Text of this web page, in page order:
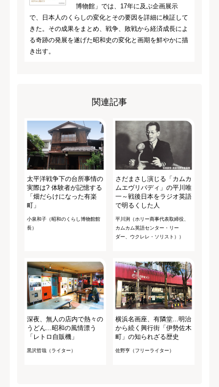
博物館」では、17年に及ぶ企画展示
で、日本人のくらしの変化とその要因を詳細に検証して
きた。その成果をまとめ、戦争、敗戦から経済成長によ
る奇跡の発展を遂げた昭和史の変化と画期を鮮やかに描
き出す。
関連記事
太平洋戦争下の台所事情の
実際は? 体験者が記憶する
「畑だらけになった有楽
町」
小泉和子（昭和のくらし博物館館
長）
さだまさし演じる「カムカ
ムエヴリバディ」の平川唯
一～戦後日本をラジオ英語
で明るくした人
平川洌（ホリー商事代表取締役、
カムカム英語センター・リー
ダー、ウクレレ・ソリスト））
深夜、無人の店内で熱々の
うどん...昭和の風情漂う
「レトロ自販機」
黒沢哲哉（ライター）
横浜名画座、有隣堂...明治
から続く興行街「伊勢佐木
町」の知られざる歴史
佐野亨（フリーライター）